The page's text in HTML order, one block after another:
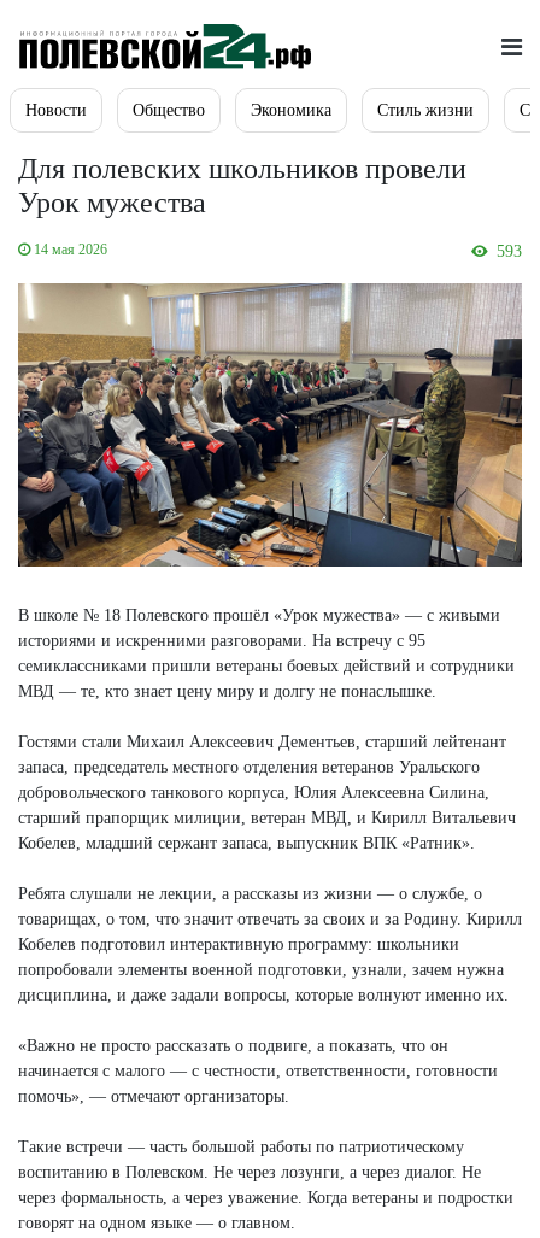
Новости Общество Экономика Стиль жизни
Для полевских школьников провели
Урок мужества
14 мая 2026 593
В школе № 18 Полевского прошёл «Урок мужества» — с живыми
историями и искренними разговорами. На встречу с 95
семиклассниками пришли ветераны боевых действий и сотрудники
МВД — те, кто знает цену миру и долгу не понаслышке.
Гостями стали Михаил Алексеевич Дементьев, старший лейтенант
запаса, председатель местного отделения ветеранов Уральского
добровольческого танкового корпуса, Юлия Алексеевна Силина,
старший прапорщик милиции, ветеран МВД, и Кирилл Витальевич
Кобелев, младший сержант запаса, выпускник ВПК «Ратник».
Ребята слушали не лекции, а рассказы из жизни — о службе, о
товарищах, о том, что значит отвечать за своих и за Родину. Кирилл
Кобелев подготовил интерактивную программу: школьники
попробовали элементы военной подготовки, узнали, зачем нужна
дисциплина, и даже задали вопросы, которые волнуют именно их.
«Важно не просто рассказать о подвиге, а показать, что он
начинается с малого — с честности, ответственности, готовности
помочь», — отмечают организаторы.
Такие встречи — часть большой работы по патриотическому
воспитанию в Полевском. Не через лозунги, а через диалог. Не
через формальность, а через уважение. Когда ветераны и подростки
говорят на одном языке — о главном.